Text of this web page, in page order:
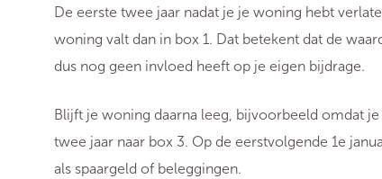
De eerste twee jaar nadat je je woning hebt
woning valt dan in box 1. Dat betekent dat de
dus nog geen invloed heeft op je eigen bijdrage.
Blijft je woning daarna leeg, bijvoorbeeld omdat
twee jaar naar box 3. Op de eerstvolgende 1e
als spaargeld of beleggingen.